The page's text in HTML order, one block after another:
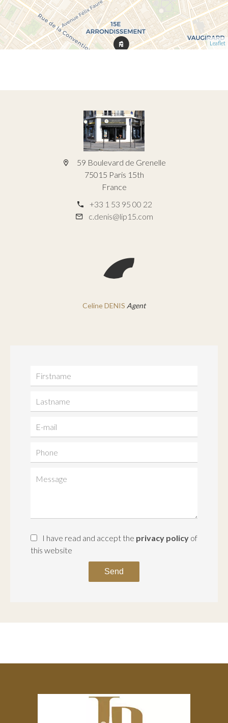
Leaflet
59 Boulevard de Grenelle
75015 Paris 15th
France
+33 1 53 95 00 22
c.denis@lip15.com
Celine DENIS Agent
I have read and accept the privacy policy of
this website
Send